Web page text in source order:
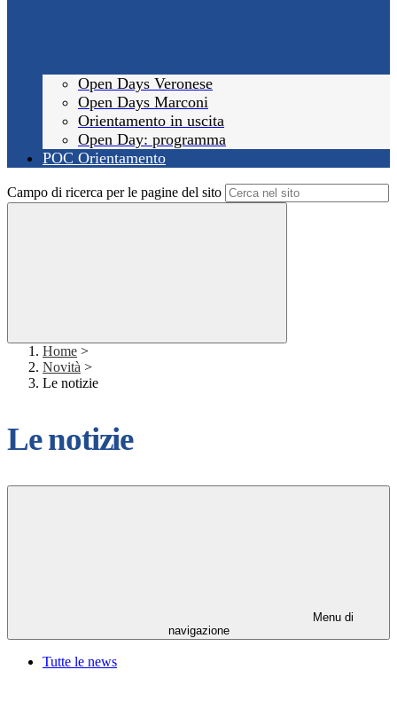
Open Days Veronese
Open Days Marconi
Orientamento in uscita
Open Day: programma
POC Orientamento
Campo di ricerca per le pagine del sito
Home >
Novità >
Le notizie
Le notizie
Menu di
navigazione
Tutte le news